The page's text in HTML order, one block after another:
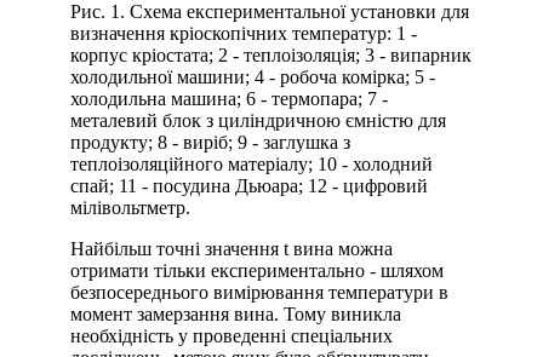
Рис. 1. Схема експериментальної установки для
визначення кріоскопічних температур: 1 -
корпус кріостата; 2 - теплоізоляція; 3 - випарник
холодильної машини; 4 - робоча комірка; 5 -
холодильна машина; 6 - термопара; 7 -
металевий блок з циліндричною ємністю для
продукту; 8 - виріб; 9 - заглушка з
теплоізоляційного матеріалу; 10 - холодний
спай; 11 - посудина Дьюара; 12 - цифровий
мілівольтметр.
Найбільш точні значення t вина можна
отримати тільки експериментально - шляхом
безпосереднього вимірювання температури в
момент замерзання вина. Тому виникла
необхідність у проведенні спеціальних